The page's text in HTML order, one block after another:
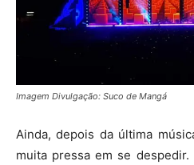
Imagem Divulgação: Suco de Mangá
Ainda, depois da última
muita pressa em se